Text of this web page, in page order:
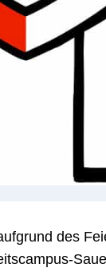
des